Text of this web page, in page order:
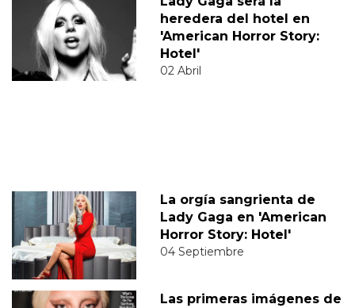
heredera del hotel en
'American Horror Story:
Hotel'
02 Abril
La orgía sangrienta de
Lady Gaga en 'American
Horror Story: Hotel'
04 Septiembre
Las primeras imágenes de